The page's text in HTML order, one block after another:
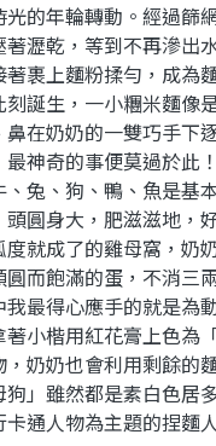
的年輪轉動。經過篩
瀝乾，等到不再滲出
裹上麵粉揉勻，成為
誕生，一小糰米麵像
鼻在奶奶的一雙巧手下
最神奇的事便莫過於此
兔、狗、鴨、魚是基
圓身大，肥滋滋地，
就成了的雞母窩，奶
圓而飽滿的蛋，不消三
我最得心應手的就是為
著小楷用紅花膏上色為
，奶奶也會利用剩餘的
」雖然都是素白色居
通人物為主題的捏麵